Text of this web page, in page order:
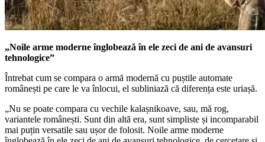
„Noile arme moderne înglobează în ele zeci de ani de avansuri
tehnologice”
Întrebat cum se compara o armă modernă cu puștile automate
românești pe care le va înlocui, el subliniază că diferența este uriașă.
„Nu se poate compara cu vechile kalașnikoave, sau, mă rog,
variantele românești. Sunt din altă era, sunt simpliste și incomparabil
mai puțin versatile sau ușor de folosit. Noile arme moderne